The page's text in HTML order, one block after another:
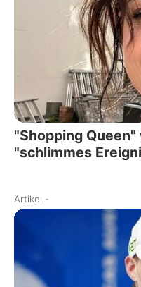
"Shopping
"schlimmes
Artikel -